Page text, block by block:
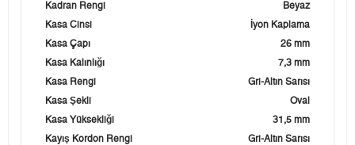
Kadran Rengi
Beyaz
Kasa Cinsi
İyon Kaplama
Kasa Çapı
26 mm
Kasa Kalınlığı
7,3 mm
Kasa Rengi
Gri-Altın Sarısı
Kasa Şekli
Oval
Kasa Yüksekliği
31,5 mm
Kayış Kordon Rengi
Gri-Altın Sarısı